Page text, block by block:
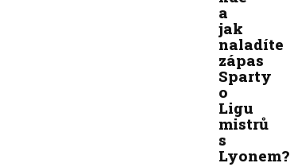
a
jak
naladíte
zápas
Sparty
o
Ligu
mistrů
s
Lyonem?